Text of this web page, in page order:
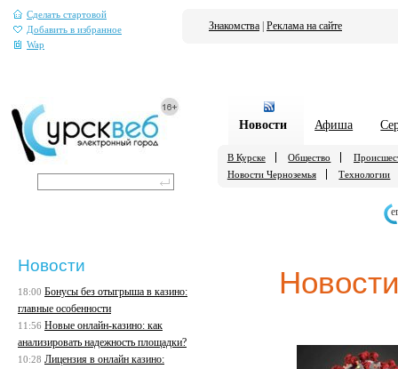
Сделать стартовой
Добавить в избранное
Wap
Знакомства Реклама на сайте
Новости Афиша
В Курске Общество
Новости Черноземья
Технологии
Новости
18:00 Бонусы без отыгрыша в казино:
главные особенности
11:56 Новые онлайн-казино: как
анализировать надежность площадки?
10:28 Лицензия в онлайн казино: